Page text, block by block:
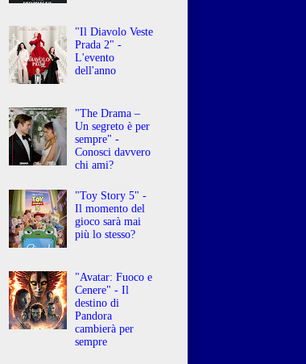
"Il Diavolo Veste
Prada 2" -
L'evento
dell'anno
"The Drama –
Un segreto è per
sempre" -
Conosci davvero
chi ami?
"Toy Story 5" -
Il momento del
gioco sarà mai
più lo stesso?
"Avatar: Fuoco e
Cenere" - Il
destino di
Pandora
cambierà per
sempre